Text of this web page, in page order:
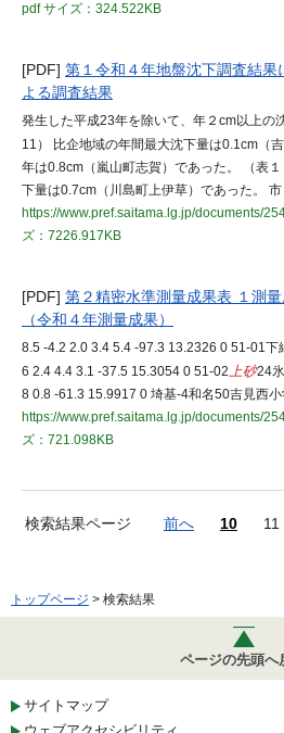
pdfサイズ：324.522KB
[PDF] 第１令和４年地盤沈下調査結果
よる調査結果
発生した平成23年を除いて、年２cm以上の
11） 比企地域の年間最大沈下量は0.1cm（
年は0.8cm（嵐山町志賀）であった。 （表
下量は0.7cm（川島町上伊草）であった。 市
https://www.pref.saitama.lg.jp/documents/
ズ：7226.917KB
[PDF] 第２精密水準測量成果表 １測
（令和４年測量成果）
8.5 -4.2 2.0 3.4 5.4 -97.3 13.2326 0 51-01
6 2.4 4.4 3.1 -37.5 15.3054 0 51-02上砂24
8 0.8 -61.3 15.9917 0 埼基-4和名50吉見西
https://www.pref.saitama.lg.jp/documents/
ズ：721.098KB
検索結果ページ 前へ 10 11
トップページ > 検索結果
ページの先頭へ
サイトマップ